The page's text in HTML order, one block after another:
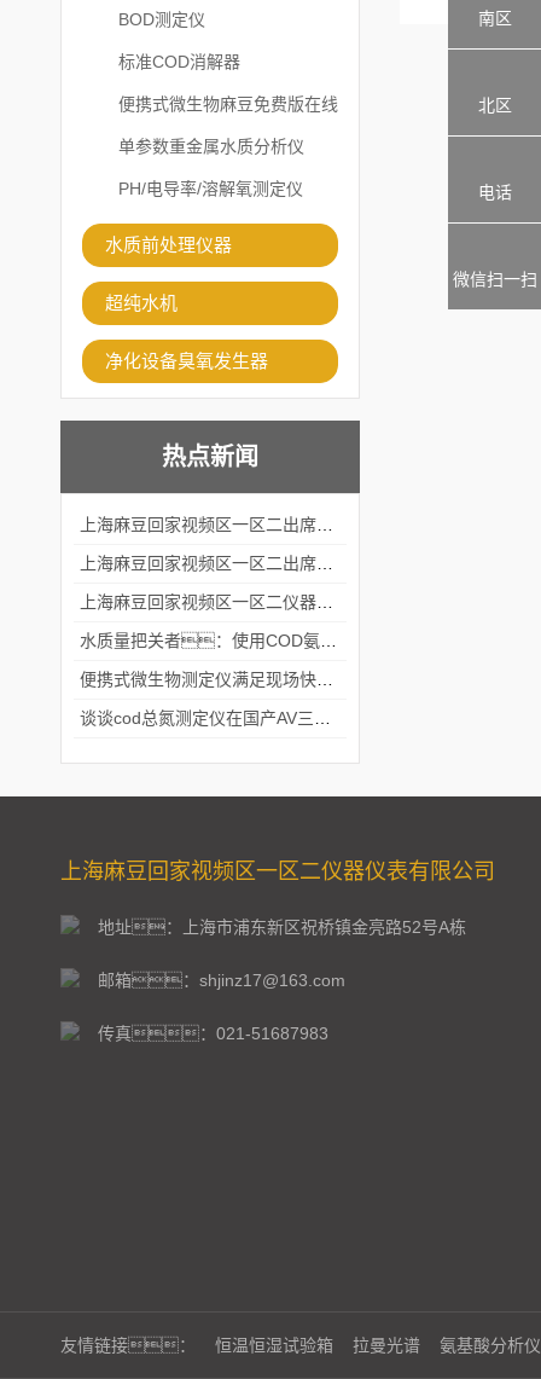
BOD测定仪
标准COD消解器
便携式微生物麻豆免费版在线
观看
单参数重金属水质分析仪
PH/电导率/溶解氧测定仪
水质前处理仪器
超纯水机
净化设备臭氧发生器
热点新闻
上海麻豆回家视频区一区二仪器仪表有限公司
地址：上海市浦东新区祝桥镇金亮路52号A栋
邮箱：shjinz17@163.com
传真：021-51687983
友情链接： 恒温恒湿试验箱 拉曼光谱 氨基酸分析仪
南区
北区
电话
微信扫一扫